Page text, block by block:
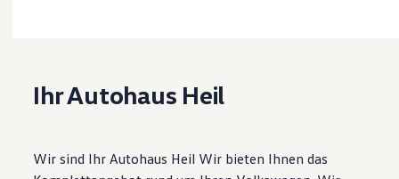
Software Updates
Motorenöl und Flüssigkeiten
Räder und Reifen
Ihr Autohaus Heil
Wir sind Ihr Autohaus Heil Wir bieten Ihnen das